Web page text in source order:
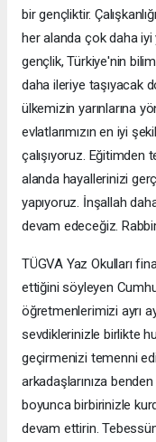
bir gençliktir.
her alanda çok daha
gençlik, Türkiye'nin
daha ileriye taşıyacak
ülkemizin yarınlarına
evlatlarımızın en iyi
çalışıyoruz.
alanda hayallerinizi
yapıyoruz. İnşallah
devam edeceğiz.
TÜGVA Yaz Okulları
ettiğini söyleyen
öğretmenlerimizi ayrı
sevdiklerinizle birlikte
geçirmenizi temenni
arkadaşlarınıza
boyunca birbirinizle
devam ettirin.